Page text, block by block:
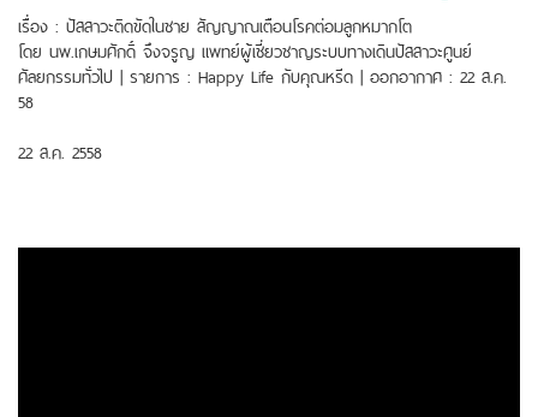
เรื่อง : ปัสสาวะติดขัดในชาย สัญญาณเตือนโรคต่อมลูกหมากโต
โดย นพ.เกษมศักดิ์ จึงจรูญ แพทย์ผู้เชี่ยวชาญระบบทางเดินปัสสาวะศูนย์
ศัลยกรรมทั่วไป | รายการ : Happy Life กับคุณหรีด | ออกอากาศ : 22 ส.ค.
58
22 ส.ค. 2558